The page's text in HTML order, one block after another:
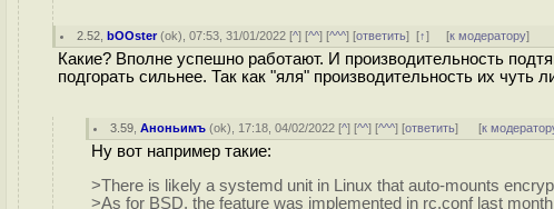
2.52 ,bOOster(ok), 07:53, 31/01/2022 [^] [^^] [^^^] [ответить][↑] [к модератору]
Какие? Вполне успешно работают. И производительность
подгорать сильнее. Так как "яля" производительность их чуть
3.59 ,Аноньимъ (ok), 17:18, 04/02/2022 [^] [^^] [^^^] [ответить] [к
Ну вот например такие:
>There is likely a systemd unit in Linux that auto-mounts
>As for BSD, the feature was implemented in rc.conf last